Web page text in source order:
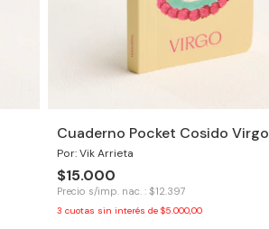
Cuaderno Pocket Cosido Virgo
Por: Vik Arrieta
$15.000
Precio s/imp. nac. : $12.397
3 cuotas sin interés de $5.000,00